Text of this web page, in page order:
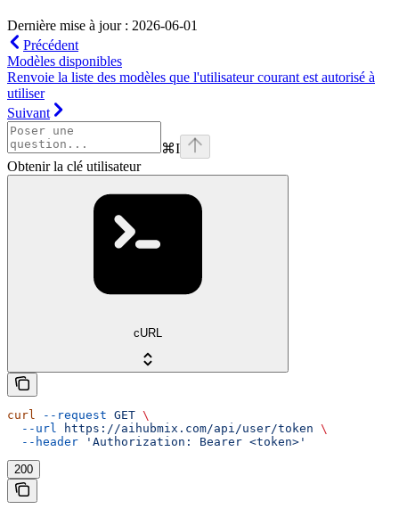
Dernière mise à jour : 2026-06-01
Précédent
Modèles disponibles
Renvoie la liste des modèles que l'utilisateur courant est autorisé à
utiliser
Suivant
⌘I
Obtenir la clé utilisateur
cURL
curl --request GET \
  --url
https://aihubmix.com/api/user/token \
  --header
'Authorization: Bearer <token>'
200